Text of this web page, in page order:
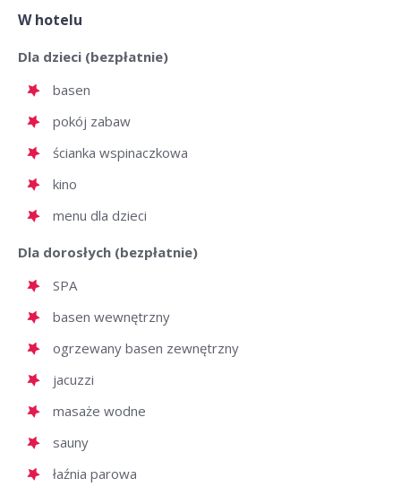
W hotelu
Dla dzieci (bezpłatnie)
basen
pokój zabaw
ścianka wspinaczkowa
kino
menu dla dzieci
Dla dorosłych (bezpłatnie)
SPA
basen wewnętrzny
ogrzewany basen zewnętrzny
jacuzzi
masaże wodne
sauny
łaźnia parowa